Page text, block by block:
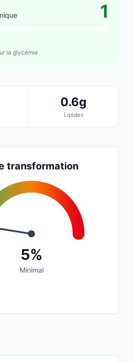
1
la glycémie
0.6g
Lipides
transformation
5%
Minimal